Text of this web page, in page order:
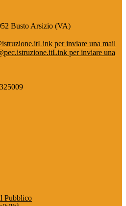
Busto Arsizio (VA)
Link per inviare una mail
Link per inviare una
Pubblico